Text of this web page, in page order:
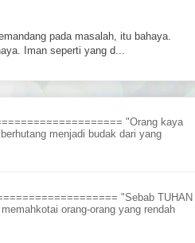
pada masalah, itu bahaya.
Iman seperti yang d...
"Orang kaya
menjadi budak dari yang
"Sebab TUHAN
orang-orang yang rendah